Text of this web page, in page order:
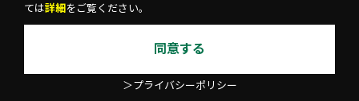
ては詳細 をご覧ください。
同意する
＞プライバシーポリシー